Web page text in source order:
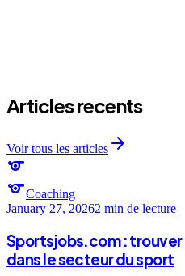
Articles recents
Voir tous les articles arrow_forward
sports
sportsCoaching
January 27, 20262 min de lecture
Sportsjobs.com :
dans le secteur du sport